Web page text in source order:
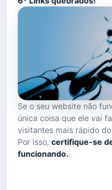
Se o seu website não
única coisa que ele vai
visitantes mais rápido
Por isso, certifique-se
funcionando.